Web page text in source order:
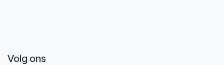
Volg ons